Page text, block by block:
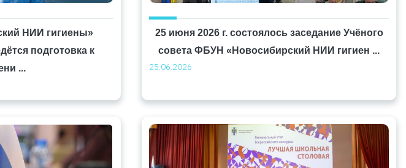
НИИ гигиены»
подготовка к
...
25 июня 2026 г. состоялось заседание Учёного
совета ФБУН «Новосибирский НИИ гигиен ...
25.06.2026